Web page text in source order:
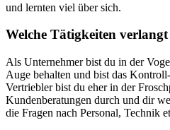
und lernten viel über sich.
Welche Tätigkeiten verlangt
Als Unternehmer bist du in der
Auge behalten und bist das
Vertriebler bist du eher in der
Kundenberatungen durch und dir
die Fragen nach Personal, Technik